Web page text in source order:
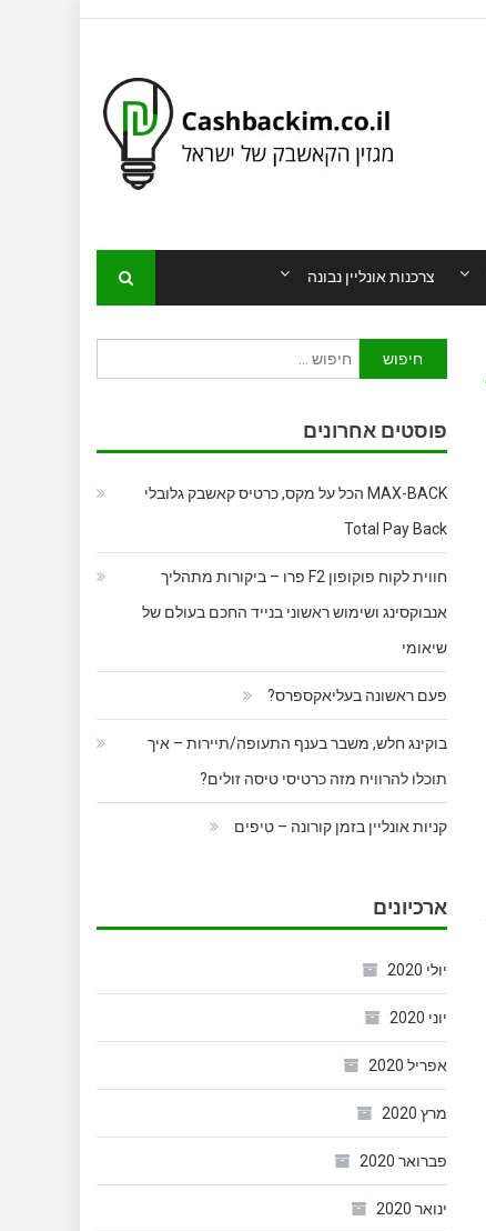
צרכנות אונליין נבונה
חיפוש:
פוסטים אחרונים
MAX-BACK הכל על מקס, כרטיס קאשבק גלובלי
Total Pay Back
חווית לקוח פוקופון F2 פרו – ביקורות מתהליך
אנבוקסינג ושימוש ראשוני בנייד החכם בעולם של
שיאומי
פעם ראשונה בעליאקספרס?
בוקינג חלש, משבר בענף התעופה/תיירות – איך
תוכלו להרוויח מזה כרטיסי טיסה זולים?
קניות אונליין בזמן קורונה – טיפים
ארכיונים
יולי 2020
יוני 2020
אפריל 2020
מרץ 2020
פברואר 2020
ינואר 2020